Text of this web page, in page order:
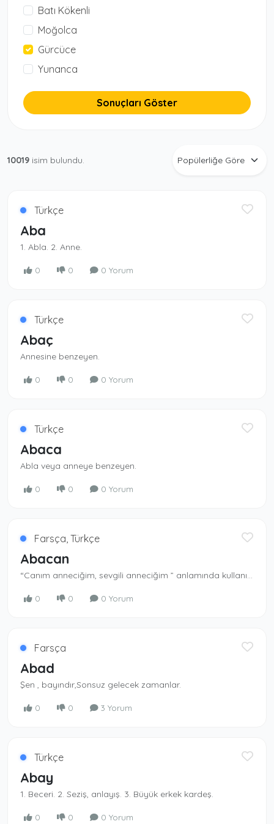
Batı Kökenli
Moğolca
Gürcüce
Yunanca
Sonuçları Göster
10019 isim bulundu.
Türkçe
Aba
1. Abla. 2. Anne.
0 0 0 Yorum
Türkçe
Abaç
Annesine benzeyen.
0 0 0 Yorum
Türkçe
Abaca
Abla veya anneye benzeyen.
0 0 0 Yorum
Farsça, Türkçe
Abacan
“Canım anneciğim, sevgili anneciğim ” anlamında kullanılan bir ad.
0 0 0 Yorum
Farsça
Abad
Şen , bayındır,Sonsuz gelecek zamanlar.
0 0 3 Yorum
Türkçe
Abay
1. Beceri. 2. Seziş, anlayış. 3. Büyük erkek kardeş.
0 0 0 Yorum